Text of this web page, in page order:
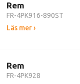
Rem
FR-4PK916-890ST
Läs mer ›
Rem
FR-4PK928